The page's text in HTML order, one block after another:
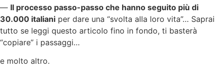
— Il processo passo-passo che hanno seguito più di
30.000 italiani per dare una “svolta alla loro vita”… Saprai
tutto se leggi questo articolo fino in fondo, ti basterà
“copiare” i passaggi…
e molto altro.